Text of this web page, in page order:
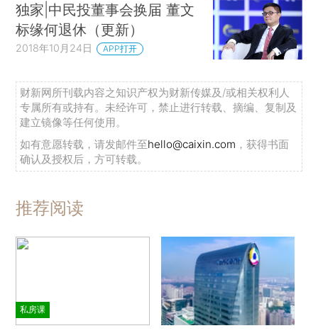
独家|中民投董事会换届 董文
标缘何退休（更新）
2018年10月24日 APP打开
财新网所刊载内容之知识产权为财新传媒及/或相关权利人
专属所有或持有。未经许可，禁止进行转载、摘编、复制及
建立镜像等任何使用。
如有意愿转载，请发邮件至hello@caixin.com ，获得书面
确认及授权后，方可转载。
推荐阅读
私房课